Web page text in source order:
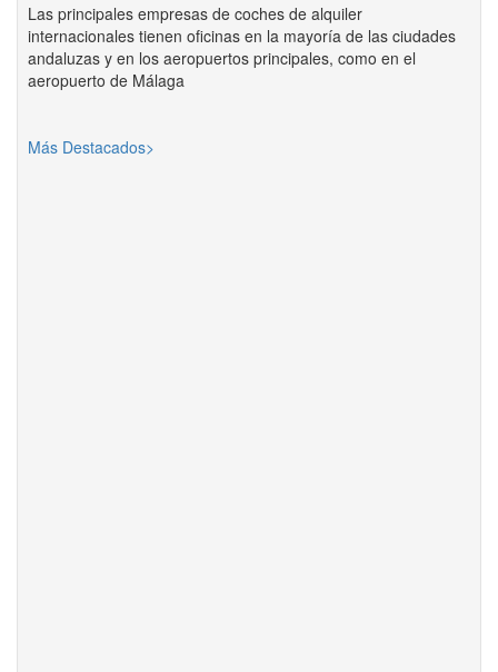
Las principales empresas de coches de alquiler
internacionales tienen oficinas en la mayoría de las ciudades
andaluzas y en los aeropuertos principales, como en el
aeropuerto de Málaga
Más Destacados>